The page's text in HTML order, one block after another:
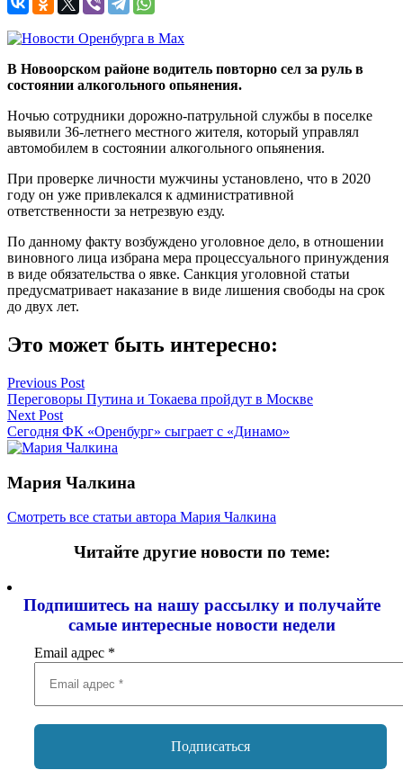
В Новоорском районе водитель повторно сел за руль в
состоянии алкогольного опьянения.
Ночью сотрудники дорожно-патрульной службы в поселке
выявили 36-летнего местного жителя, который управлял
автомобилем в состоянии алкогольного опьянения.
При проверке личности мужчины установлено, что в 2020
году он уже привлекался к административной
ответственности за нетрезвую езду.
По данному факту возбуждено уголовное дело, в отношении
виновного лица избрана мера процессуального принуждения
в виде обязательства о явке. Санкция уголовной статьи
предусматривает наказание в виде лишения свободы на срок
до двух лет.
Это может быть интересно:
Навигация
по
записям
Previous Post
Переговоры Путина и Токаева пройдут в Москве
Next Post
Сегодня ФК «Оренбург» сыграет с «Динамо»
Мария Чалкина
Смотреть все статьи автора Мария Чалкина
Читайте другие новости по теме:
Подпишитесь на нашу рассылку и получайте
самые интересные новости недели
Email адрес *